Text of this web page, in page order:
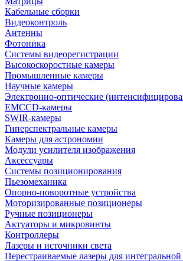
Кабельные сборки
Видеоконтроль
Антенны
Фотоника
Cистемы видеорегистрации
Высокоскоростные камеры
Промышленные камеры
Научные камеры
Электронно-оптические
EMCCD-камеры
SWIR-камеры
Гиперспектральные камеры
Камеры для астрономии
Модули усилителя изображения
Аксессуары
Системы позиционирования
Пьезомеханика
Опорно-поворотные устройства
Моторизированные позиционеры
Ручные позиционеры
Актуаторы и микровинты
Контроллеры
Лазеры и источники света
Перестраиваемые лазеры для